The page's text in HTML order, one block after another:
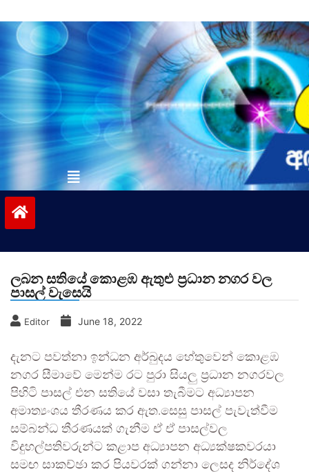
to
contentvinivida.lk
ලබන සතියේ කොළඹ ඇතුළු ප්‍රධාන නගර වල
පාසල් වැසෙයි
Editor June 18, 2022
දැනට පවත්නා ඉන්ධන අර්බුදය හේතුවෙන් කොළඹ
නගර සීමාවේ මෙන්ම රට පුරා සියලු ප්‍රධාන නගරවල
පිහිටි පාසල් එන සතියේ වසා තැබීමට අධ්‍යාපන
අමාත්‍යංශය තීරණය කර ඇත.සෙසු පාසල් පැවැත්වීම
සම්බන්ධ තීරණයක් ගැනීම ඒ ඒ පාසල්වල
විදුහල්පතිවරුන්ට කළාප අධ්‍යාපන අධ්‍යක්ෂකවරයා
සමඟ සාකච්ඡා කර පියවරක් ගන්නා ලෙසද නිර්දේශ